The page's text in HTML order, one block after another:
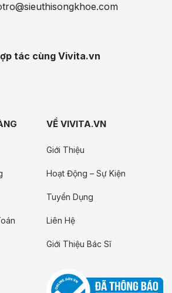
tác cùng Vivita.vn
VỀ VIVITA.VN
Giới Thiệu
Hoạt Động – Sự Kiện
Tuyển Dụng
Liên Hệ
Giới Thiệu Bác Sĩ